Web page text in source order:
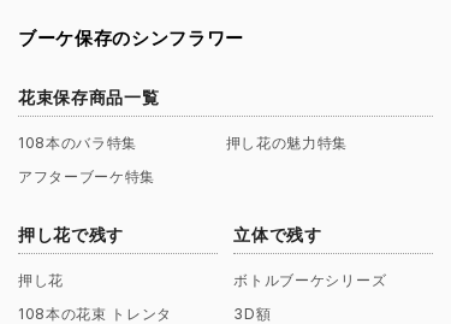
ブーケ保存のシンフラワー
花束保存商品一覧
108本のバラ特集
押し花の魅力特集
アフターブーケ特集
押し花で残す
押し花
108本の花束 トレンタ
立体で残す
ボトルブーケシリーズ
3D額